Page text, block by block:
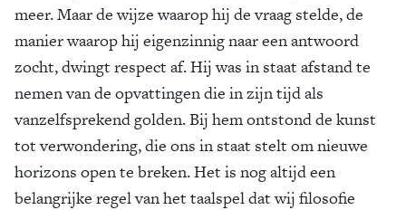
meer. Maar de wijze waarop hij de vraag stelde, de
manier waarop hij eigenzinnig naar een antwoord
zocht, dwingt respect af. Hij was in staat afstand te
nemen van de opvattingen die in zijn tijd als
vanzelfsprekend golden. Bij hem ontstond de kunst
tot verwondering, die ons in staat stelt om nieuwe
horizons open te breken. Het is nog altijd een
belangrijke regel van het taalspel dat wij filosofie